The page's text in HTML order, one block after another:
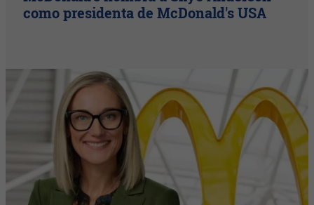
como presidenta de McDonald's USA